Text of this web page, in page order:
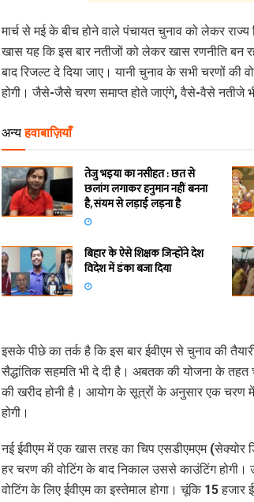
मार्च से मई के बीच होने वाले पंचायत चुनाव को लेकर राज्य
खास यह कि इस बार नतीजों को लेकर खास रणनीति बन
बाद रिजल्ट दे दिया जाए। यानी चुनाव के सभी चरणों की
होगी। जैसे-जैसे चरण समाप्त होते जाएंगे, वैसे-वैसे नतीजे भी
अन्य हवाबाज़ियाँ
तेजु भइया का नसीहत : छत से
छलांग लगाकर हनुमान नहीं बनना
है, संयम से लड़ाई लड़ना है
बिहार के ऐसे शिक्षक जिन्होंने देश
विदेश में डंका बजा दिया
इसके पीछे का तर्क है कि इस बार ईवीएम से चुनाव की
सैद्धांतिक सहमति भी दे दी है। अबतक की योजना के तहत
की खरीद होनी है। आयोग के सूत्रों के अनुसार एक चरण
होगी।
नई ईवीएम में एक खास तरह का चिप एसडीएमएम (सेक्योर
हर चरण की वोटिंग के बाद निकाल उससे काउंटिंग
वोटिंग के लिए ईवीएम का इस्तेमाल होगा। चूंकि 15